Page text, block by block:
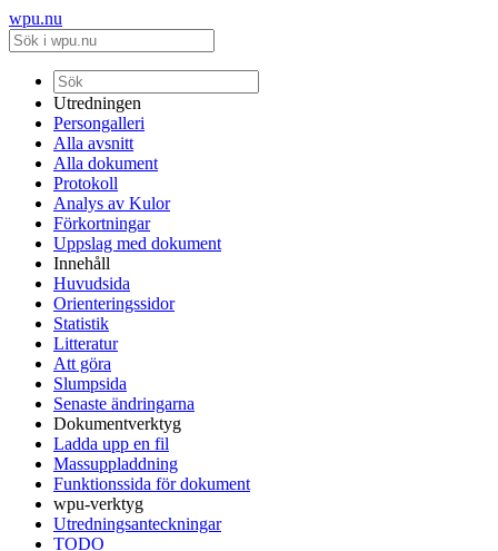
wpu.nu
Utredningen
Persongalleri
Alla avsnitt
Alla dokument
Protokoll
Analys av Kulor
Förkortningar
Uppslag med dokument
Innehåll
Huvudsida
Orienteringssidor
Statistik
Litteratur
Att göra
Slumpsida
Senaste ändringarna
Dokumentverktyg
Ladda upp en fil
Massuppladdning
Funktionssida för dokument
wpu-verktyg
Utredningsanteckningar
TODO